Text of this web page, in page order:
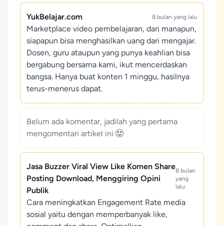
YukBelajar.com 8 bulan yang lalu
Marketplace video pembelajaran, dari manapun,
siapapun bisa menghasilkan uang dari mengajar.
Dosen, guru ataupun yang punya keahlian bisa
bergabung bersama kami, ikut mencerdaskan
bangsa. Hanya buat konten 1 minggu, hasilnya
terus-menerus dapat.
Belum ada komentar, jadilah yang pertama
mengomentari artikel ini
Jasa Buzzer Viral View Like Komen Share
Posting Download, Menggiring Opini
Publik
8 bulan
yang
lalu
Cara meningkatkan Engagement Rate media
sosial yaitu dengan memperbanyak like,